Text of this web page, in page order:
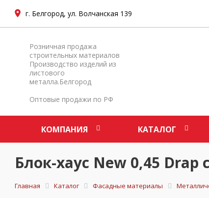
г. Белгород, ул. Волчанская 139
Розничная продажа
строительных материалов
Производство изделий из
листового
металла.Белгород
Оптовые продажи по РФ
КОМПАНИЯ КАТАЛОГ
Блок-хаус New 0,45
Главная Каталог Фасадные материалы